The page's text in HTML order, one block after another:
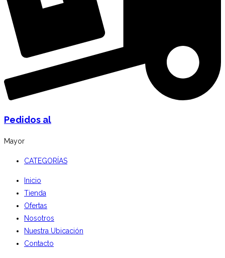
Pedidos al
Mayor
CATEGORÍAS
Inicio
Tienda
Ofertas
Nosotros
Nuestra Ubicación
Contacto